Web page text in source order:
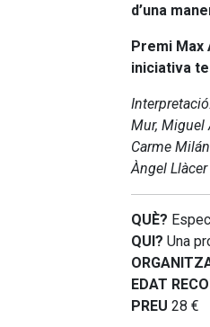
d’una
Premi Max
iniciativa
Mur, Miguel
Carme Milán
Àngel
QUÈ?
QUI? Una
EDAT
PREU 28 €